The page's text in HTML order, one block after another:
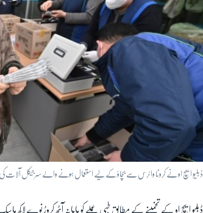
ڈبلیو ایچ او نے کرونا وائرس سے بچاؤ کے لیے استعمال ہونے والے سرجیکل آلات کی
ڈبلیو ایچ او کے تخمینے کے مطابق طبی عملے کو ماہانہ آٹھ کروڑ نوے لاکھ